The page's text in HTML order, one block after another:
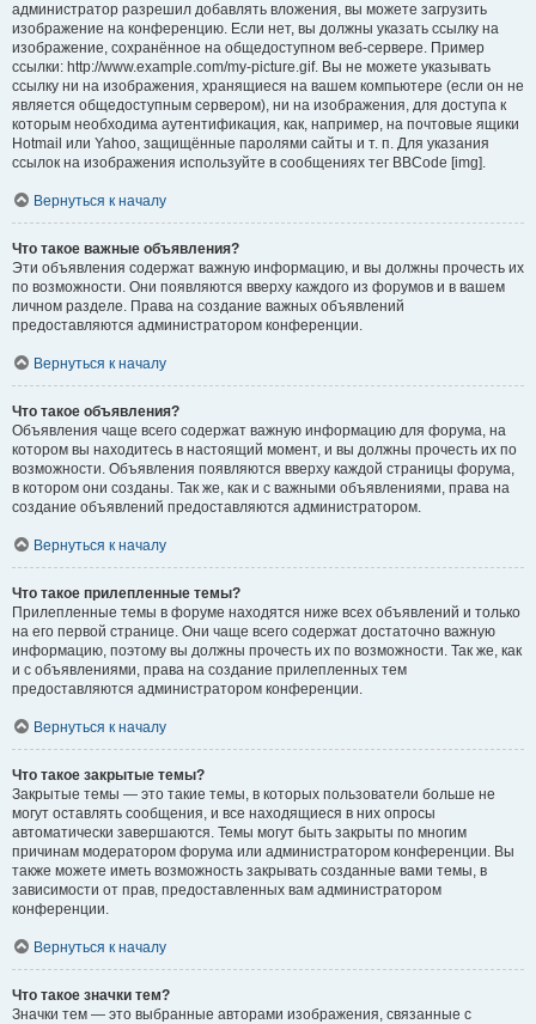
администратор разрешил добавлять вложения, вы можете загрузить
изображение на конференцию. Если нет, вы должны указать ссылку на
изображение, сохранённое на общедоступном веб-сервере. Пример
ссылки: http://www.example.com/my-picture.gif. Вы не можете указывать
ссылку ни на изображения, хранящиеся на вашем компьютере (если он не
является общедоступным сервером), ни на изображения, для доступа к
которым необходима аутентификация, как, например, на почтовые ящики
Hotmail или Yahoo, защищённые паролями сайты и т. п. Для указания
ссылок на изображения используйте в сообщениях тег BBCode [img].
Вернуться к началу
Что такое важные объявления?
Эти объявления содержат важную информацию, и вы должны прочесть их
по возможности. Они появляются вверху каждого из форумов и в вашем
личном разделе. Права на создание важных объявлений
предоставляются администратором конференции.
Вернуться к началу
Что такое объявления?
Объявления чаще всего содержат важную информацию для форума, на
котором вы находитесь в настоящий момент, и вы должны прочесть их по
возможности. Объявления появляются вверху каждой страницы форума,
в котором они созданы. Так же, как и с важными объявлениями, права на
создание объявлений предоставляются администратором.
Вернуться к началу
Что такое прилепленные темы?
Прилепленные темы в форуме находятся ниже всех объявлений и только
на его первой странице. Они чаще всего содержат достаточно важную
информацию, поэтому вы должны прочесть их по возможности. Так же, как
и с объявлениями, права на создание прилепленных тем
предоставляются администратором конференции.
Вернуться к началу
Что такое закрытые темы?
Закрытые темы — это такие темы, в которых пользователи больше не
могут оставлять сообщения, и все находящиеся в них опросы
автоматически завершаются. Темы могут быть закрыты по многим
причинам модератором форума или администратором конференции. Вы
также можете иметь возможность закрывать созданные вами темы, в
зависимости от прав, предоставленных вам администратором
конференции.
Вернуться к началу
Что такое значки тем?
Значки тем — это выбранные авторами изображения, связанные с